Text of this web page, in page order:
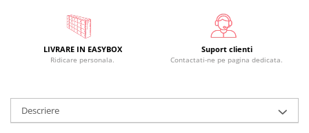
LIVRARE IN EASYBOX
Ridicare personala.
Suport clienti
Contactati-ne pe pagina dedicata.
Descriere